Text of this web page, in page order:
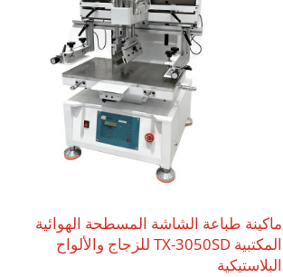
ماكينة طباعة الشاشة المسطحة الهوائية
المكتبية TX-3050SD للزجاج والألواح
البلاستيكية